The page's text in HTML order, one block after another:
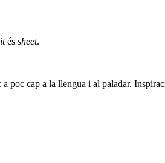
és sheet.
poc cap a la llengua i al paladar.